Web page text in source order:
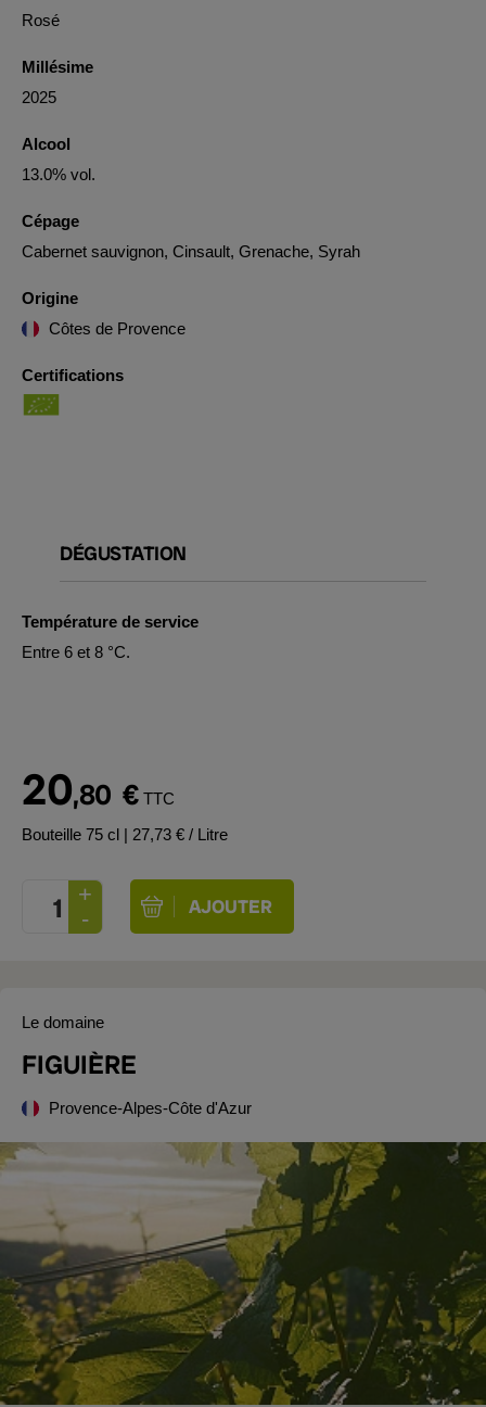
Rosé
Millésime
2025
Alcool
13.0% vol.
Cépage
Cabernet sauvignon, Cinsault, Grenache, Syrah
Origine
Côtes de Provence
Certifications
DÉGUSTATION
Température de service
Entre 6 et 8 °C.
20,80 € TTC
Bouteille 75 cl | 27,73 € / Litre
Le domaine
FIGUIÈRE
Provence-Alpes-Côte d'Azur